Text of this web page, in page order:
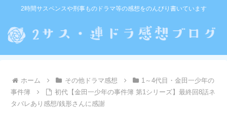
2時間サスペンスや刑事ものドラマ等の感想をのんびり書いています
ホーム その他ドラマ感想
1～4代目・金田一少年の
事件簿
初代【金田一少年の事件簿 第1シリーズ】最終回8話ネ
タバレあり感想/銭形さんに感謝